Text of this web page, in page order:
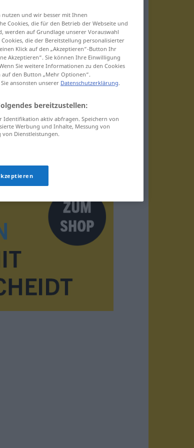
nutzen und wir besser mit Ihnen
Cookies, die für den Betrieb der Webseite und
werden auf Grundlage unserer Vorauswahl
die der Bereitstellung personalisierter
Klick auf den „Akzeptieren“-Button Ihr
Akzeptieren“. Sie können Ihre Einwilligung
Sie weitere Informationen zu den Cookies
den Button „Mehr Optionen“.
ansonsten unserer Datenschutzerklärung.
bereitzustellen:
Identifikation aktiv abfragen. Speichern von
Werbung und Inhalte, Messung von
Dienstleistungen.